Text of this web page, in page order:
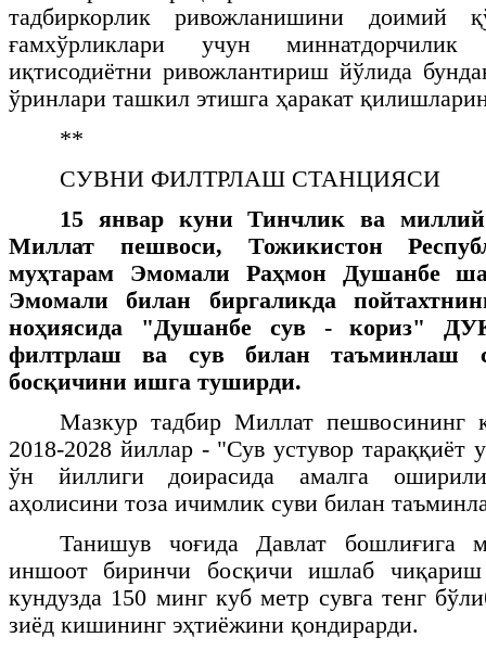
тадбиркорлик ривожланишини доимий
ғамхўрликлари учун
иқтисодиётни ривожлантириш йўлида
ўринлари ташкил этишга ҳаракат
**
СУВНИ ФИЛТРЛАШ СТАНЦИЯСИ
15 январ куни Тинчлик ва
Миллат пешвоси, Тожикистон
муҳтарам Эмомали Раҳмон Душанбе
Эмомали билан биргаликда
ноҳиясида "Душанбе сув - кориз"
филтрлаш ва сув билан таъминлаш
босқичини ишга туширди.
Мазкур тадбир Миллат пешвосининг
2018-2028 йиллар - "Сув устувор тараққиёт
ўн йиллиги доирасида амалга
аҳолисини тоза ичимлик суви билан
Танишув чоғида Давлат бошлиғига
иншоот биринчи босқичи ишлаб
кундузда 150 минг куб метр сувга тенг
зиёд кишининг эҳтиёжини қондирарди.